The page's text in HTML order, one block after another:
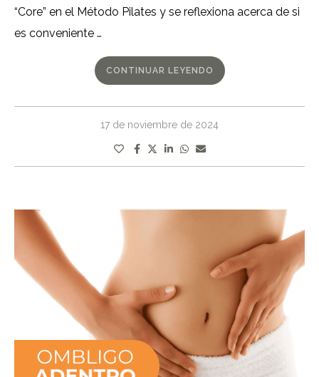
“Core” en el Método Pilates y se reflexiona acerca de si
es conveniente …
CONTINUAR LEYENDO
17 de noviembre de 2024